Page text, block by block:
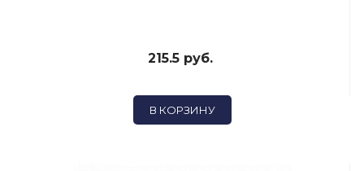
215.5 руб.
В КОРЗИНУ